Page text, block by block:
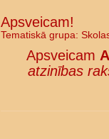
Apsveicam!
Tematiskā grupa:
Apsveicam
atzinības